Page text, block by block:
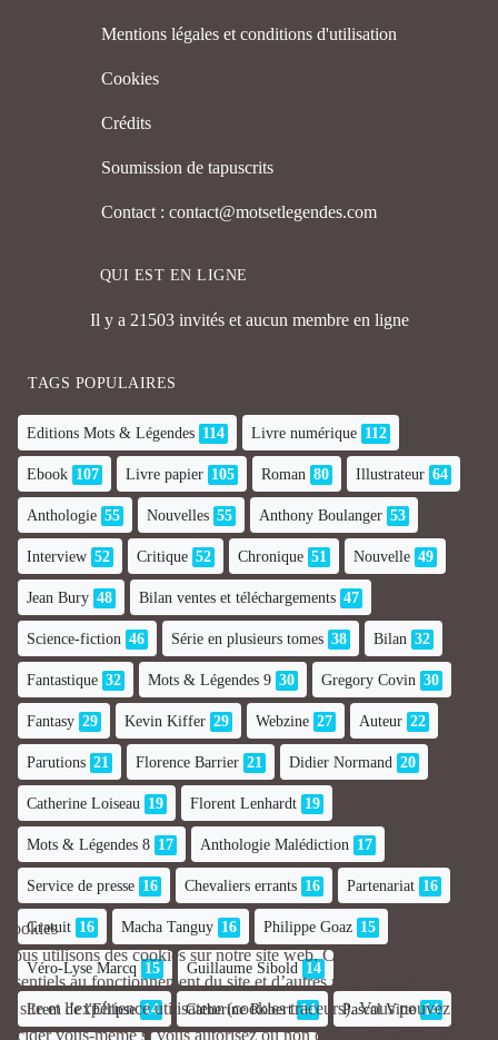
Mentions légales et conditions d'utilisation
Cookies
Crédits
Soumission de tapuscrits
Contact : contact@motsetlegendes.com
QUI EST EN LIGNE
Il y a 21503 invités et aucun membre en ligne
TAGS POPULAIRES
Editions Mots & Légendes 114 Livre numérique 112
Ebook 107 Livre papier 105 Roman 80 Illustrateur 64
Anthologie 55 Nouvelles 55 Anthony Boulanger 53
Interview 52 Critique 52 Chronique 51 Nouvelle 49
Jean Bury 48 Bilan ventes et téléchargements 47
Science-fiction 46 Série en plusieurs tomes 38 Bilan 32
Fantastique 32 Mots & Légendes 9 30 Gregory Covin 30
Fantasy 29 Kevin Kiffer 29 Webzine 27 Auteur 22
Parutions 21 Florence Barrier 21 Didier Normand 20
Catherine Loiseau 19 Florent Lenhardt 19
Mots & Légendes 8 17 Anthologie Malédiction 17
Service de presse 16 Chevaliers errants 16 Partenariat 16
Gratuit 16 Macha Tanguy 16 Philippe Goaz 15
Véro-Lyse Marcq 15 Guillaume Sibold 14
Erem de l'Ellipse 14 Catherine Robert 14 Pascal Vitte 14
Cookies
Nous utilisons des cookies sur notre site web. Certains d’entre eux sont
essentiels au fonctionnement du site et d’autres nous aident à améliorer
ce site et l’expérience utilisateur (cookies traceurs). Vous pouvez
décider vous-même si vous autorisez ou non ces cookies. Merci de